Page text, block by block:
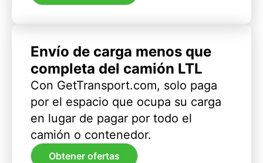
Envío de carga menos que
completa del camión LTL
Con GetTransport.com, solo paga
por el espacio que ocupa su carga
en lugar de pagar por todo el
camión o contenedor.
Obtener ofertas